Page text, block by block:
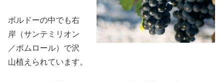
ボルドーの中でも右
岸（サンテミリオン
／ポムロール）で沢
山植えられています。